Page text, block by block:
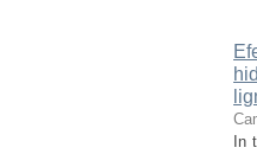
In